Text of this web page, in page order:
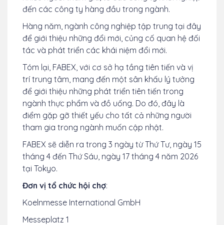
đến các công ty hàng đầu trong ngành.
Hàng năm, ngành công nghiệp tập trung tại đây
để giới thiệu những đổi mới, củng cố quan hệ đối
tác và phát triển các khái niệm đổi mới.
Tóm lại, FABEX, với cơ sở hạ tầng tiên tiến và vị
trí trung tâm, mang đến một sân khấu lý tưởng
để giới thiệu những phát triển tiên tiến trong
ngành thực phẩm và đồ uống. Do đó, đây là
điểm gặp gỡ thiết yếu cho tất cả những người
tham gia trong ngành muốn cập nhật.
FABEX sẽ diễn ra trong 3 ngày từ Thứ Tư, ngày 15
tháng 4 đến Thứ Sáu, ngày 17 tháng 4 năm 2026
tại Tokyo.
Đơn vị tổ chức hội chợ:
Koelnmesse International GmbH
Messeplatz 1